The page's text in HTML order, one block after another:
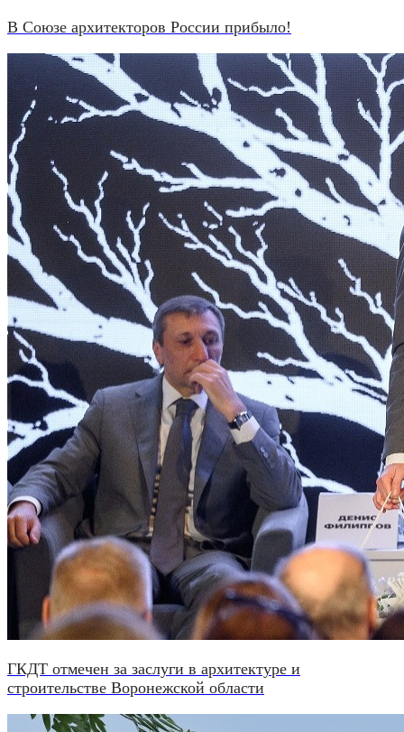
В Союзе архитекторов России прибыло!
ГКДТ отмечен за заслуги в архитектуре и
строительстве Воронежской области